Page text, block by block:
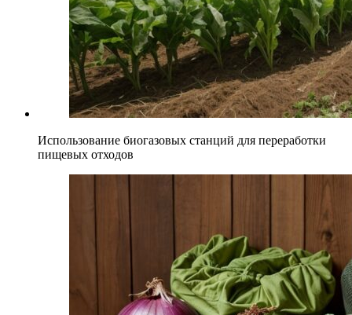
Использование биогазовых станций для переработки
пищевых отходов